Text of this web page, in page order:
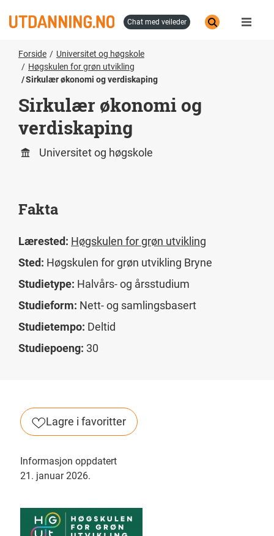
til
chat med veileder
Forside
Universitet og høgskole
Høgskulen for grøn utvikling
Sirkulær økonomi og verdiskaping
Sirkulær økonomi og
verdiskaping
Universitet og høgskole
Fakta
Lærested: Høgskulen for grøn utvikling
Sted: Høgskulen for grøn utvikling Bryne
Studietype: Halvårs- og årsstudium
Studieform: Nett- og samlingsbasert
Studietempo: Deltid
Studiepoeng: 30
Lagre i favoritter
Informasjon oppdatert
21. januar 2026.